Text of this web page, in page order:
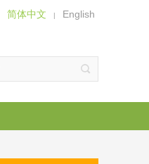
简体中文 | English